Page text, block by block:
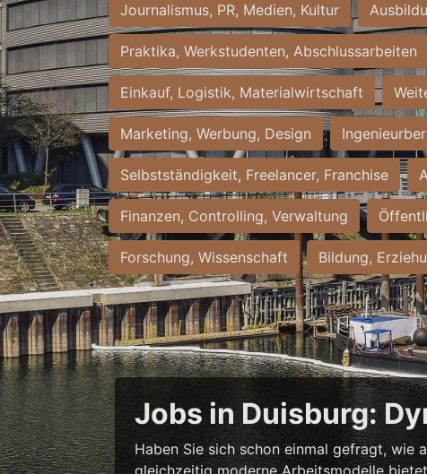
Journalismus, PR, Medien, Kultur
Praktika, Werkstudenten, Abschlussarbeiten
Einkauf, Logistik, Materialwirtschaft
Marketing, Werbung, Design
Selbstständigkeit, Freelancer, Franchise
Finanzen, Controlling, Verwaltung
Forschung, Wissenschaft Bildung,
Jobs in Duisburg:
Haben Sie sich schon einmal gefragt, wie